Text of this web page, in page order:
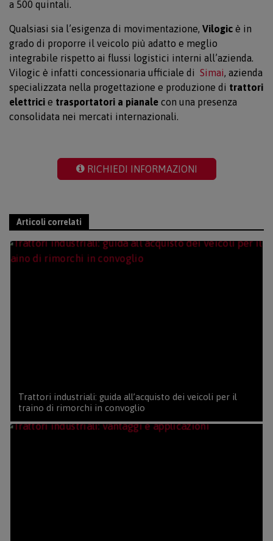
a 500 quintali.
Qualsiasi sia l’esigenza di movimentazione, Vilogic è in
grado di proporre il veicolo più adatto e meglio
integrabile rispetto ai flussi logistici interni all’azienda.
Vilogic è infatti concessionaria ufficiale di Simai, azienda
specializzata nella progettazione e produzione di trattori
elettrici e trasportatori a pianale con una presenza
consolidata nei mercati internazionali.
RICHIEDI INFORMAZIONI
Articoli correlati
Trattori industriali: guida all’acquisto dei veicoli per il
traino di rimorchi in convoglio